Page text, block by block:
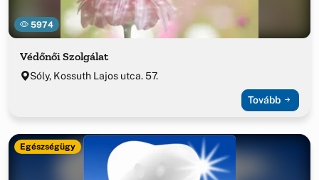
5974
Védőnői Szolgálat
Sóly, Kossuth Lajos utca. 57.
Tovább
Egészségügy